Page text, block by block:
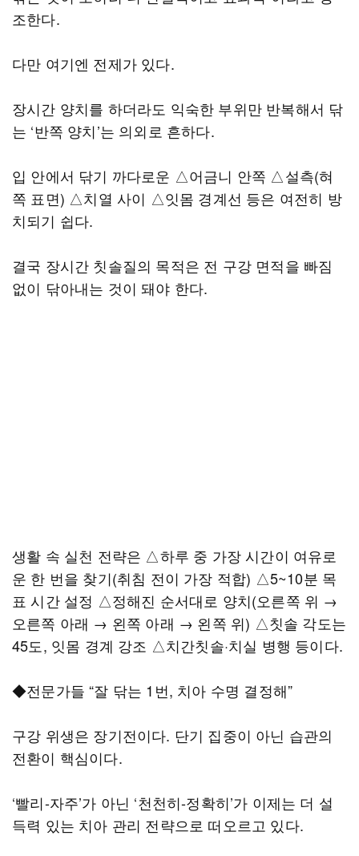
조한다.
다만 여기엔 전제가 있다.
장시간 양치를 하더라도 익숙한 부위만 반복해서 닦
는 ‘반쪽 양치’는 의외로 흔하다.
입 안에서 닦기 까다로운 △어금니 안쪽 △설측(혀
쪽 표면) △치열 사이 △잇몸 경계선 등은 여전히 방
치되기 쉽다.
결국 장시간 칫솔질의 목적은 전 구강 면적을 빠짐
없이 닦아내는 것이 돼야 한다.
생활 속 실천 전략은 △하루 중 가장 시간이 여유로
운 한 번을 찾기(취침 전이 가장 적합) △5~10분 목
표 시간 설정 △정해진 순서대로 양치(오른쪽 위 →
오른쪽 아래 → 왼쪽 아래 → 왼쪽 위) △칫솔 각도는
45도, 잇몸 경계 강조 △치간칫솔·치실 병행 등이다.
◆전문가들 “잘 닦는 1번, 치아 수명 결정해”
구강 위생은 장기전이다. 단기 집중이 아닌 습관의
전환이 핵심이다.
‘빨리-자주’가 아닌 ‘천천히-정확히’가 이제는 더 설
득력 있는 치아 관리 전략으로 떠오르고 있다.